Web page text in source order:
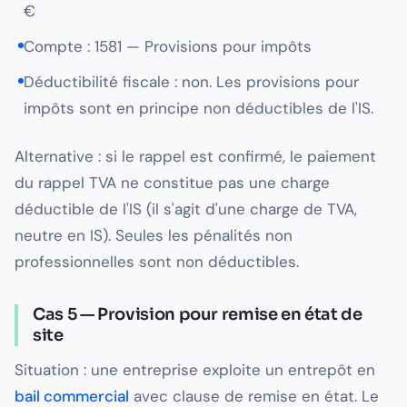
€
Compte : 1581 — Provisions pour impôts
Déductibilité fiscale : non. Les provisions pour
impôts sont en principe non déductibles de l'IS.
Alternative : si le rappel est confirmé, le paiement
du rappel TVA ne constitue pas une charge
déductible de l'IS (il s'agit d'une charge de TVA,
neutre en IS). Seules les pénalités non
professionnelles sont non déductibles.
Cas 5 — Provision pour remise en état de
site
Situation : une entreprise exploite un entrepôt en
bail commercial avec clause de remise en état. Le